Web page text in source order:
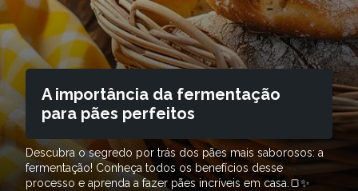
A importância da fermentação
para pães perfeitos
Descubra o segredo por trás dos pães mais saborosos: a
fermentação! Conheça todos os benefícios desse
processo e aprenda a fazer pães incríveis em casa.🍞✨